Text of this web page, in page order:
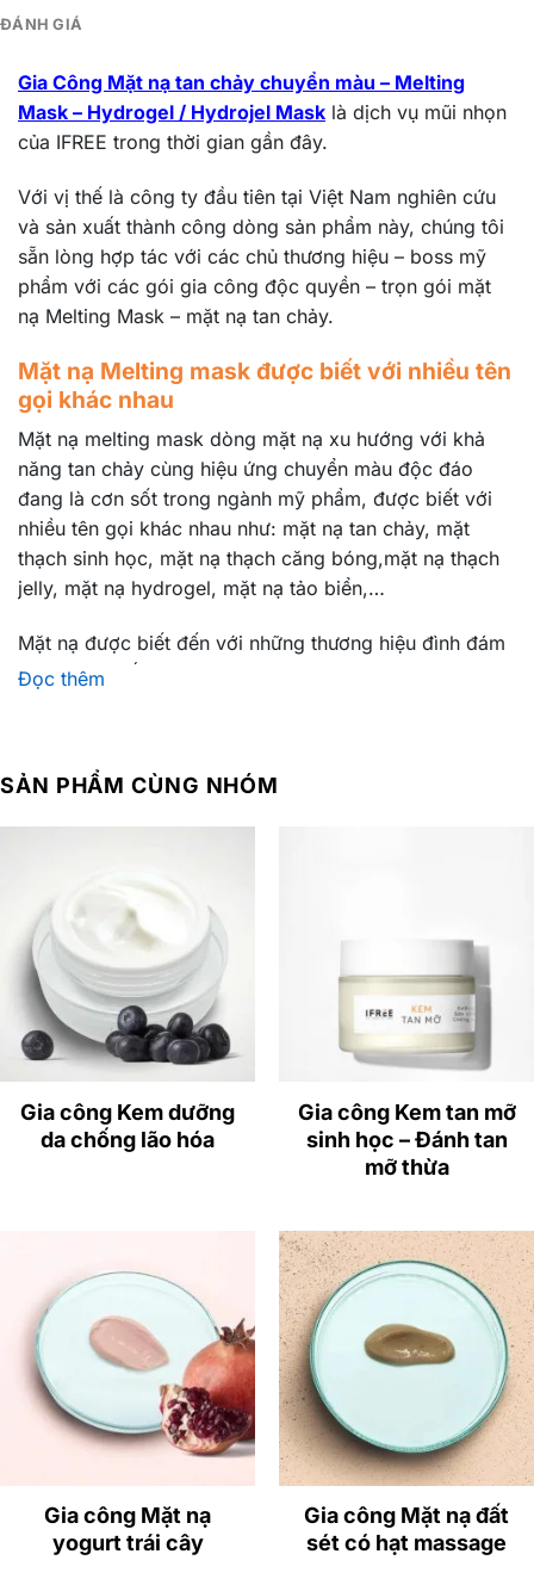
ĐÁNH GIÁ
Gia Công Mặt nạ tan chảy chuyển màu – Melting
Mask – Hydrogel / Hydrojel Mask là dịch vụ mũi nhọn
của IFREE trong thời gian gần đây.
Với vị thế là công ty đầu tiên tại Việt Nam nghiên cứu
và sản xuất thành công dòng sản phẩm này, chúng tôi
sẵn lòng hợp tác với các chủ thương hiệu – boss mỹ
phẩm với các gói gia công độc quyền – trọn gói mặt
nạ Melting Mask – mặt nạ tan chảy.
Mặt nạ Melting mask được biết với nhiều tên
gọi khác nhau
Mặt nạ melting mask dòng mặt nạ xu hướng với khả
năng tan chảy cùng hiệu ứng chuyển màu độc đáo
đang là cơn sốt trong ngành mỹ phẩm, được biết với
nhiều tên gọi khác nhau như: mặt nạ tan chảy, mặt
thạch sinh học, mặt nạ thạch căng bóng,mặt nạ thạch
jelly, mặt nạ hydrogel, mặt nạ tảo biển,…
Mặt nạ được biết đến với những thương hiệu đình đám
bán chạy nhất hiện nay như: mặt nạ Derm All Matrix,
hãy theo dõi hết bài viết nhé!
Vũ khí cạnh tranh chiến lược cho Boss kinh doanh mỹ
phẩm năm 2023, 2024 và nhiều năm tiếp theo!
Lợi thế kinh doanh Melting Mask (Hydrogel
Mask)
Đọc thêm
SẢN PHẨM CÙNG NHÓM
Gia công Kem dưỡng
da chống lão hóa
Gia công Kem tan mỡ
sinh học – Đánh tan
mỡ thừa
Gia công Mặt nạ
yogurt trái cây
Gia công Mặt nạ đất
sét có hạt massage